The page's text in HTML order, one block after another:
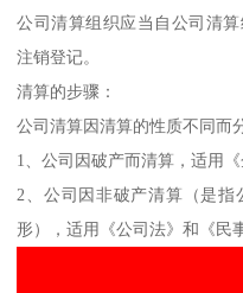
公司清算组织应当自公司清
注销登记。
清算的步骤：
公司清算因清算的性质不同而
1、公司因破产而清算，适用
2、公司因非破产清算（是
形），适用《公司法》和《民